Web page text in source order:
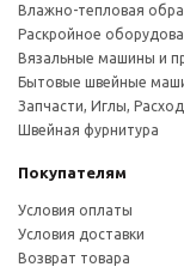
Влажно-тепловая
Раскройное
Вязальные машины и
Бытовые швейные
Запчасти, Иглы,
Швейная фурнитура
Покупателям
Условия оплаты
Условия доставки
Возврат товара